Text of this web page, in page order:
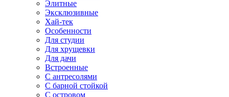
Элитные
Эксклюзивные
Хай-тек
Особенности
Для студии
Для хрущевки
Для дачи
Встроенные
С антресолями
С барной стойкой
С островом